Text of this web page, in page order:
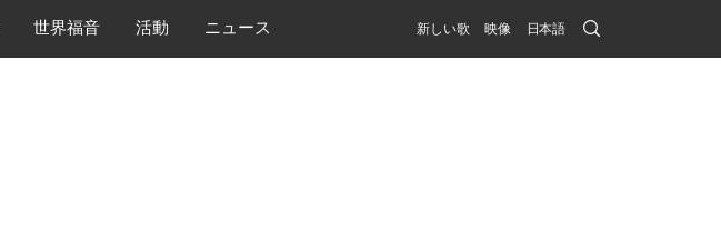
世界福音 活動 ニュース 新しい歌 映像 日本語 Search
Submit